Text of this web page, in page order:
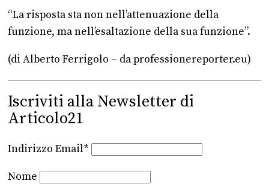
“La risposta sta non nell’attenuazione della
funzione, ma nell’esaltazione della sua funzione”.
(di Alberto Ferrigolo – da professionereporter.eu)
Iscriviti alla Newsletter di
Articolo21
Indirizzo Email*
Nome